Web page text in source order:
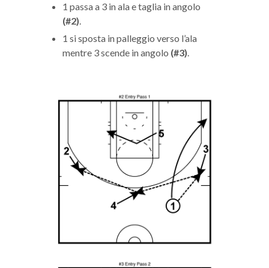
1 passa a 3 in ala e taglia in angolo
(#2).
1 si sposta in palleggio verso l’ala
mentre 3 scende in angolo (#3).